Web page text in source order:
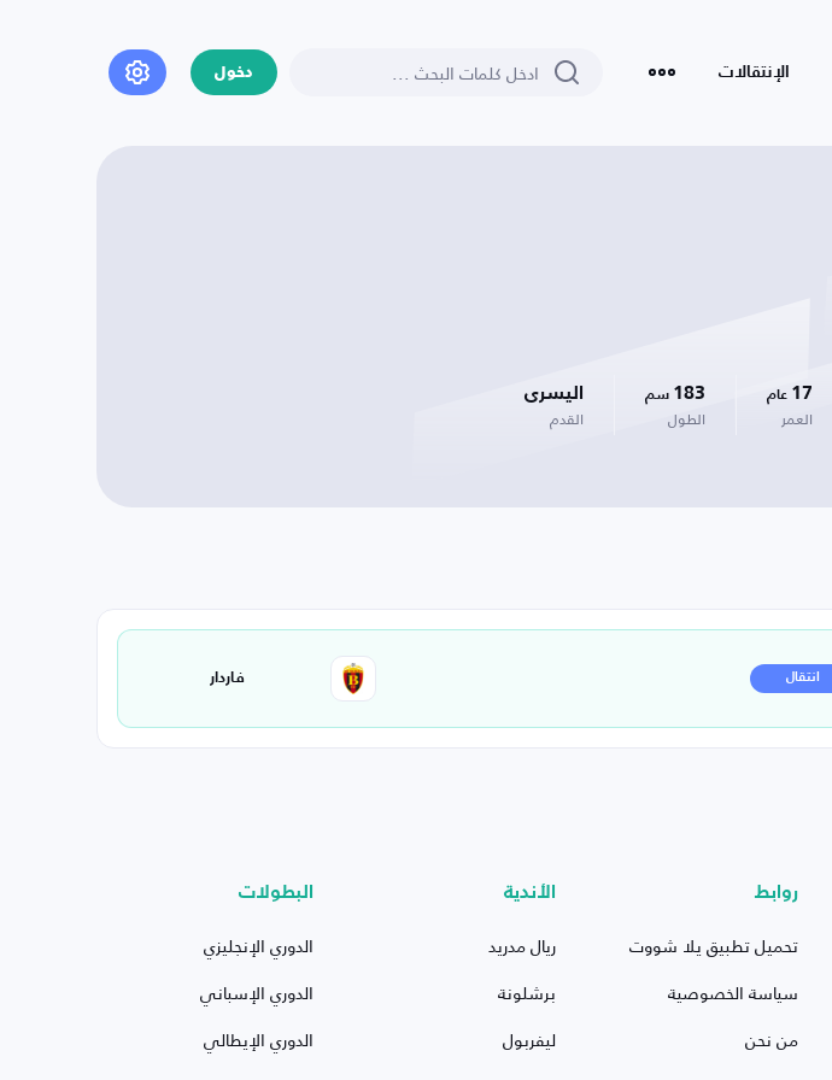
الإنتقالات دخول
17 عام
العمر
183 سم
الطول
اليسرى
القدم
انتقال فاردار
روابط
تحميل تطبيق يلا شووت
سياسة الخصوصية
من نحن
الأندية
ريال مدريد
برشلونة
ليفربول
البطولات
الدوري الإنجليزي
الدوري الإسباني
الدوري الإيطالي